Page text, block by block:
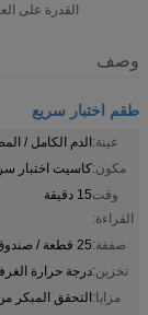
القدرة على
وصف
طقم اختبار سريع
عينة:الدم الكامل /
مكون:كاسيت اختبار
وقت
القراءة:
15 دقيقة
صفقة:25 قطعة / صندوق
تخزين:درجة حرارة الغرفة 4-
مزايا:التحقق المبكر